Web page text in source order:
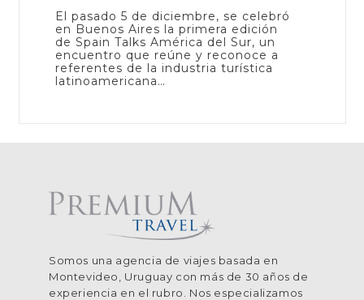
El pasado 5 de diciembre, se celebró
en Buenos Aires la primera edición
de Spain Talks América del Sur, un
encuentro que reúne y reconoce a
referentes de la industria turística
latinoamericana…
Somos una agencia de viajes basada en
Montevideo, Uruguay con más de 30 años de
experiencia en el rubro. Nos especializamos